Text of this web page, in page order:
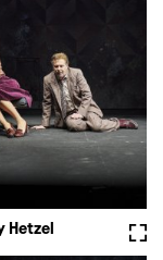
Hetzel